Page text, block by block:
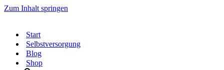
Zum Inhalt springen
Start
Selbstversorgung
Blog
Shop